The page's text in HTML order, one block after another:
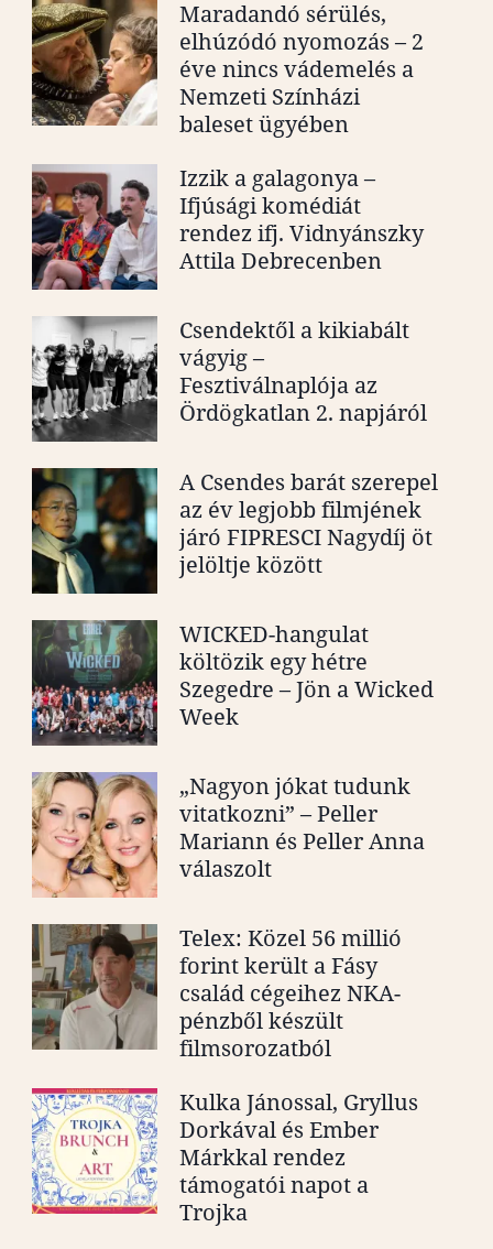
Maradandó sérülés,
elhúzódó nyomozás – 2
éve nincs vádemelés a
Nemzeti Színházi
baleset ügyében
Izzik a galagonya –
Ifjúsági komédiát
rendez ifj. Vidnyánszky
Attila Debrecenben
Csendektől a kikiabált
vágyig –
Fesztiválnaplója az
Ördögkatlan 2. napjáról
A Csendes barát szerepel
az év legjobb filmjének
járó FIPRESCI Nagydíj öt
jelöltje között
WICKED-hangulat
költözik egy hétre
Szegedre – Jön a Wicked
Week
„Nagyon jókat tudunk
vitatkozni” – Peller
Mariann és Peller Anna
válaszolt
Telex: Közel 56 millió
forint került a Fásy
család cégeihez NKA-
pénzből készült
filmsorozatból
Kulka Jánossal, Gryllus
Dorkával és Ember
Márkkal rendez
támogatói napot a
Trojka